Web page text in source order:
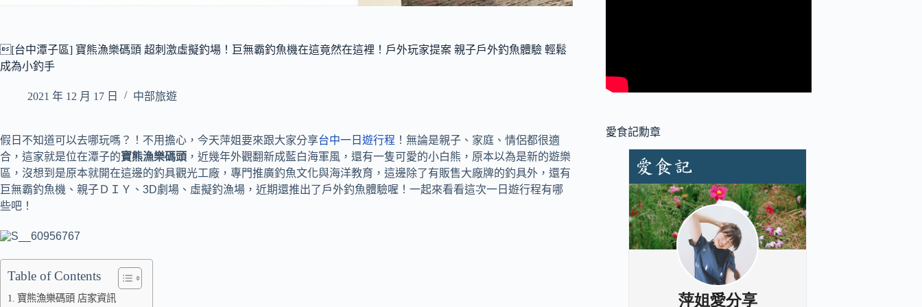
[台中潭子區] 寶熊漁樂碼頭 超刺激虛擬釣場！巨無霸釣魚機在這竟然在這裡！戶外玩家提案 親子戶外釣魚體驗 輕鬆
成為小釣手
2021 年 12 月 17 日 中部旅遊
假日不知道可以去哪玩嗎？！不用擔心，今天萍姐要來跟大家分享台中一日遊行程 ！無論是親子、家庭、情侶都很適
合，這家就是位在潭子的寶熊漁樂碼頭 ，近幾年外觀翻新成藍白海軍風，還有一隻可愛的小白熊，原本以為是新的遊樂
區，沒想到是原本就開在這邊的釣具觀光工廠，專門推廣釣魚文化與海洋教育，這邊除了有販售大廠牌的釣具外，還有
巨無霸釣魚機、親子ＤＩＹ、3D劇場、虛擬釣漁場，近期還推出了戶外釣魚體驗喔！一起來看看這次一日遊行程有哪
些吧！
Table of Contents
寶熊漁樂碼頭 店家資訊
愛食記勳章